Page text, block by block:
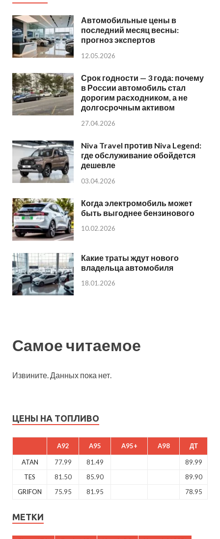
Автомобильные цены в
последний месяц весны:
прогноз экспертов
12.05.2026
Срок годности — 3 года: почему
в России автомобиль стал
дорогим расходником, а не
долгосрочным активом
27.04.2026
Niva Travel против Niva Legend:
где обслуживание обойдется
дешевле
03.04.2026
Когда электромобиль может
быть выгоднее бензинового
10.02.2026
Какие траты ждут нового
владельца автомобиля
18.01.2026
Самое читаемое
Извините. Данных пока нет.
ЦЕНЫ НА ТОПЛИВО
A92 A95 A95+ A98 ДТ
ATAN 77.99 81.49
89.99
TES
81.50 85.90
89.90
GRIFON
75.95 81.95 78.95
МЕТКИ